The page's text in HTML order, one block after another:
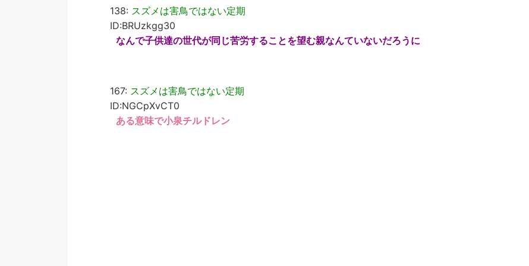
138: スズメは害鳥ではない定期
ID:BRUzkgg30
なんで子供達の世代が同じ苦労することを望む親なんていないだろうに
167: スズメは害鳥ではない定期
ID:NGCpXvCT0
ある意味で小泉チルドレン